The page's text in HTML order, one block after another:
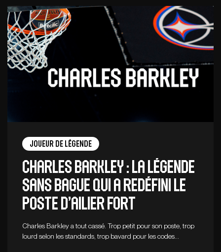
Joueur de légende
Charles Barkley : la légende
sans bague qui a redéfini le
poste d’ailier fort
Charles Barkley a tout cassé. Trop petit pour son poste, trop
lourd selon les standards, trop bavard pour les codes…